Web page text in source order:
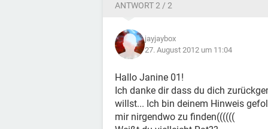
ANTWORT 2 / 2
jayjaybox
27. August 2012 um 11:04
Hallo Janine 01!
Ich danke dir dass du dich
willst... Ich bin deinem Hinweis
mir nirgendwo zu finden((((((